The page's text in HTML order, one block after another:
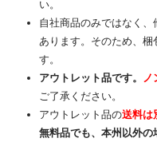
い。
自社商品のみではなく
あります。そのため、梱
す。
アウトレット品です。
ご了承ください。
アウトレット品の送料は
無料品でも、本州以外の